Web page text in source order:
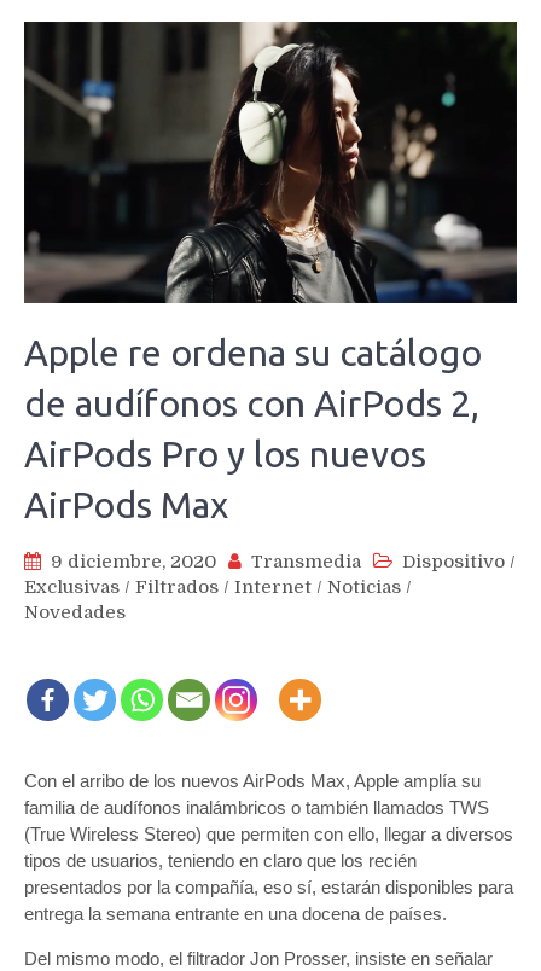
Apple re ordena su catálogo
de audífonos con AirPods 2,
AirPods Pro y los nuevos
AirPods Max
9 diciembre, 2020 Transmedia Dispositivo /
Exclusivas / Filtrados / Internet / Noticias /
Novedades
Con el arribo de los nuevos AirPods Max, Apple amplía su
familia de audífonos inalámbricos o también llamados TWS
(True Wireless Stereo) que permiten con ello, llegar a diversos
tipos de usuarios, teniendo en claro que los recién
presentados por la compañía, eso sí, estarán disponibles para
entrega la semana entrante en una docena de países.
Del mismo modo, el filtrador Jon Prosser, insiste en señalar